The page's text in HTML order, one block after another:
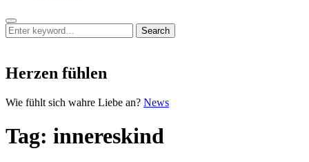
Search
Search
for:
Search
Herzen fühlen
Wie fühlt sich wahre Liebe an? NewsHerzen
Tag: innereskind